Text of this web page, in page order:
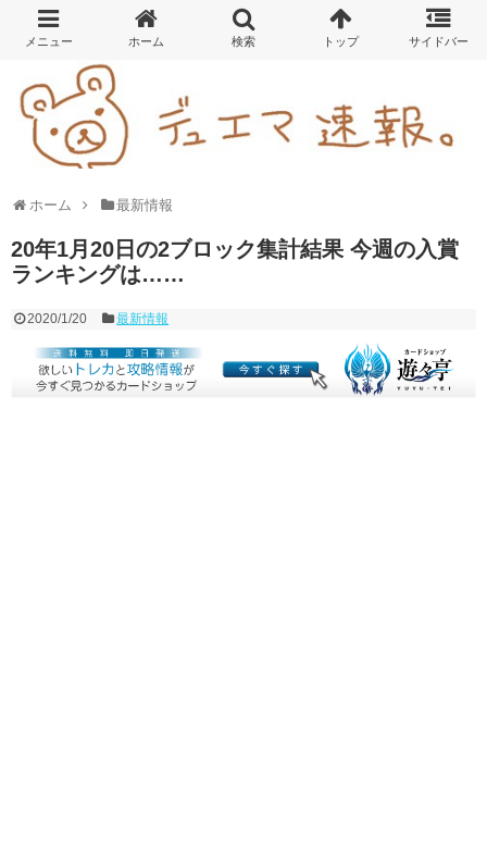
ホーム 最新情報
20年1月20日の2ブロック集計結果 今週の入賞
ランキングは……
2020/1/20 最新情報